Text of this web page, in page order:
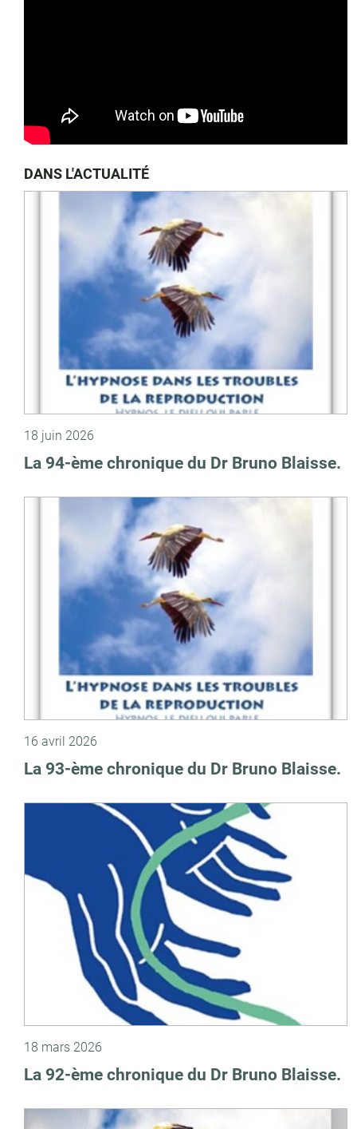
DANS L'ACTUALITÉ
18 juin 2026
La 94-ème chronique du Dr Bruno Blaisse.
16 avril 2026
La 93-ème chronique du Dr Bruno Blaisse.
18 mars 2026
La 92-ème chronique du Dr Bruno Blaisse.